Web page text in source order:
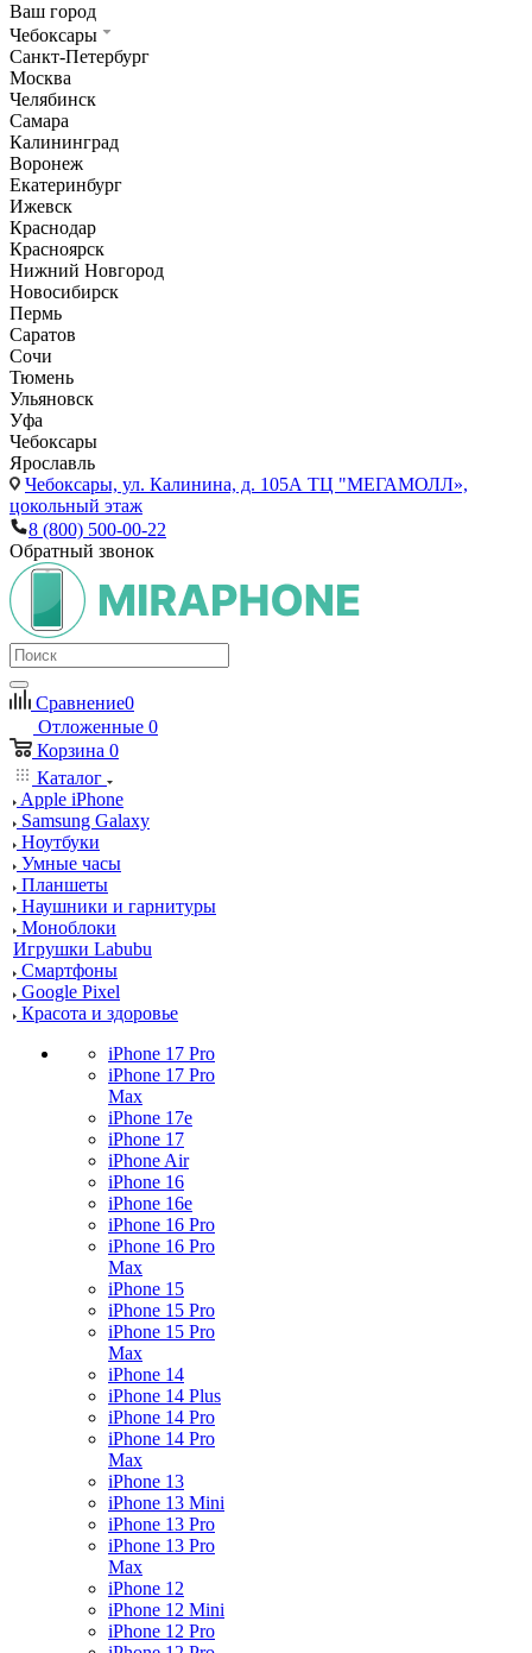
Ваш город
Чебоксары
Санкт-Петербург
Москва
Челябинск
Самара
Калининград
Воронеж
Екатеринбург
Ижевск
Краснодар
Красноярск
Нижний Новгород
Новосибирск
Пермь
Саратов
Сочи
Тюмень
Ульяновск
Уфа
Чебоксары
Ярославль
Чебоксары, ул. Калинина, д. 105А ТЦ "МЕГАМОЛЛ»,
цокольный этаж
8 (800) 500-00-22
Обратный звонок
Сравнение0
Отложенные 0
Корзина 0
Каталог
Apple iPhone
Samsung Galaxy
Ноутбуки
Умные часы
Планшеты
Наушники и гарнитуры
Моноблоки
Игрушки Labubu
Смартфоны
Google Pixel
Красота и здоровье
iPhone 17 Pro
iPhone 17 Pro
Max
iPhone 17e
iPhone 17
iPhone Air
iPhone 16
iPhone 16e
iPhone 16 Pro
iPhone 16 Pro
Max
iPhone 15
iPhone 15 Pro
iPhone 15 Pro
Max
iPhone 14
iPhone 14 Plus
iPhone 14 Pro
iPhone 14 Pro
Max
iPhone 13
iPhone 13 Mini
iPhone 13 Pro
iPhone 13 Pro
Max
iPhone 12
iPhone 12 Mini
iPhone 12 Pro